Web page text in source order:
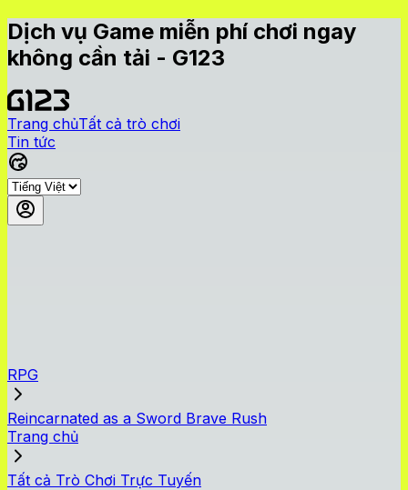
Dịch vụ Game miễn phí chơi ngay
không cần tải - G123
Trang chủTất cả trò chơi
Tin tức
RPG
Reincarnated as a Sword Brave Rush
Trang chủ
Tất cả Trò Chơi Trực Tuyến